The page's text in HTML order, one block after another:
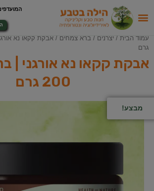
עמוד הבית / יצרנים / ברא צמחים
גרם
אבקת קקאו נא אורגני |
200 גרם
מבצע!